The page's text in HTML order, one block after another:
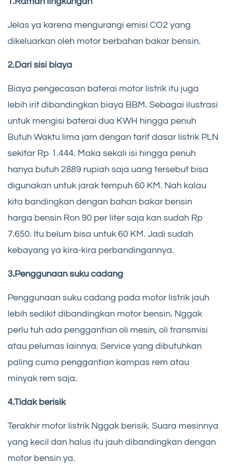
Jelas ya karena mengurangi emisi CO2 yang
dikeluarkan oleh motor berbahan bakar bensin.
2.Dari sisi biaya
Biaya pengecasan baterai motor listrik itu juga
lebih irit dibandingkan biaya BBM. Sebagai ilustrasi
untuk mengisi baterai dua KWH hingga penuh
Butuh Waktu lima jam dengan tarif dasar listrik PLN
sekitar Rp 1.444. Maka sekali isi hingga penuh
hanya butuh 2889 rupiah saja uang tersebut bisa
digunakan untuk jarak tempuh 60 KM. Nah kalau
kita bandingkan dengan bahan bakar bensin
harga bensin Ron 90 per liter saja kan sudah Rp
7.650. Itu belum bisa untuk 60 KM. Jadi sudah
kebayang ya kira-kira perbandingannya.
3.Penggunaan suku cadang
Penggunaan suku cadang pada motor listrik jauh
lebih sedikit dibandingkan motor bensin. Nggak
perlu tuh ada penggantian oli mesin, oli transmisi
atau pelumas lainnya. Service yang dibutuhkan
paling cuma penggantian kampas rem atau
minyak rem saja.
4.Tidak berisik
Terakhir motor listrik Nggak berisik. Suara mesinnya
yang kecil dan halus itu jauh dibandingkan dengan
motor bensin ya.